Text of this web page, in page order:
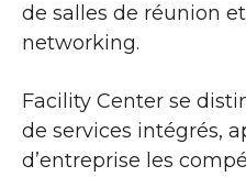
de salles de réunion
networking.
Facility Center se
de services intégrés,
d’entreprise les